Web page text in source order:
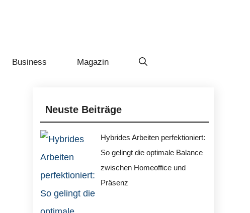
Business Magazin
Neuste Beiträge
Hybrides Arbeiten perfektioniert:
So gelingt die optimale Balance
zwischen Homeoffice und
Präsenz